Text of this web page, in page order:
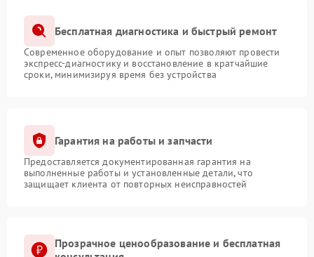
Бесплатная диагностика и быстрый ремонт
Современное оборудование и опыт позволяют провести
экспресс-диагностику и восстановление в кратчайшие
сроки, минимизируя время без устройства
Гарантия на работы и запчасти
Предоставляется документированная гарантия на
выполненные работы и установленные детали, что
защищает клиента от повторных неисправностей
Прозрачное ценообразование и бесплатная